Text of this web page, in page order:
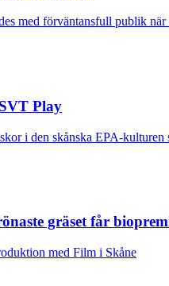
med förväntansfull publik
Play
i den skånska EPA-
gräset får
med Film i Skåne